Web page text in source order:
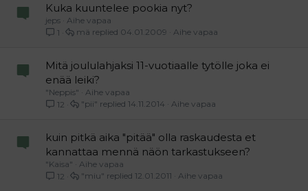
Kuka kuuntelee pookia nyt?
jeps Aihe vapaa
1
Aihe vapaa
04.01.2009
mä
Mitä joululahjaksi 11-vuotiaalle tytölle joka ei
enää leiki?
"Neppis"
Aihe vapaa
12
Aihe vapaa
14.11.2014
"pii"
kuin pitkä aika "pitää" olla raskaudesta et
kannattaa mennä näön tarkastukseen?
"Kaisa"
Aihe vapaa
12
Aihe vapaa
12.01.2011
"miu"